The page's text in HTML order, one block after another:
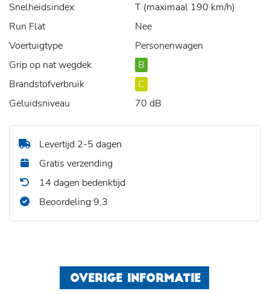
Snelheidsindex
T (maximaal 190 km/h)
Run Flat
Nee
Voertuigtype
Personenwagen
Grip op nat wegdek
B
Brandstofverbruik
C
Geluidsniveau
70 dB
Levertijd 2-5 dagen
Gratis verzending
14 dagen bedenktijd
Beoordeling 9,3
OVERIGE INFORMATIE